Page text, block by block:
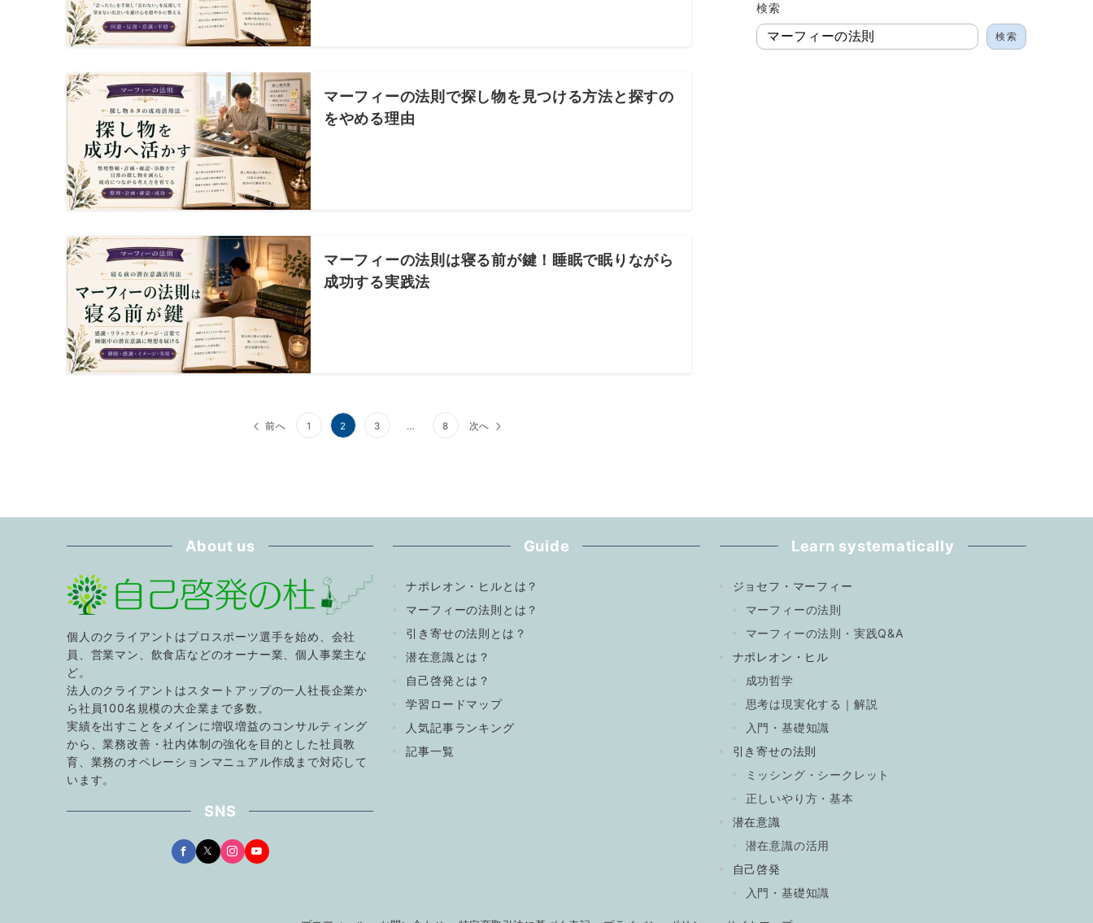
マーフィーの法則で探し物を見つける方法と探すの
をやめる理由
マーフィーの法則は寝る前が鍵！睡眠で眠りながら
成功する実践法
送
り
前へ 1 2 3 … 8 次へ
検索
検索
About us
個人のクライアントはプロスポーツ選手を始め、会社
員、営業マン、飲食店などのオーナー業、個人事業主な
ど。
法人のクライアントはスタートアップの一人社長企業か
ら社員100名規模の大企業まで多数。
実績を出すことをメインに増収増益のコンサルティング
から、業務改善・社内体制の強化を目的とした社員教
育、業務のオペレーションマニュアル作成まで対応して
います。
SNS
Guide
ナポレオン・ヒルとは？
マーフィーの法則とは？
引き寄せの法則とは？
潜在意識とは？
自己啓発とは？
学習ロードマップ
人気記事ランキング
記事一覧
Learn systematically
ジョセフ・マーフィー
マーフィーの法則
マーフィーの法則・実践Q&A
ナポレオン・ヒル
成功哲学
思考は現実化する｜解説
入門・基礎知識
引き寄せの法則
ミッシング・シークレット
正しいやり方・基本
潜在意識
潜在意識の活用
自己啓発
入門・基礎知識